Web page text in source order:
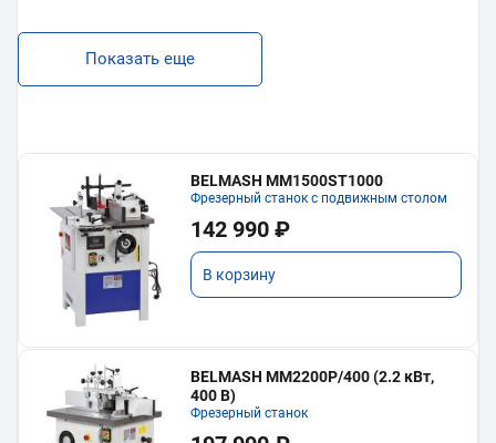
Показать еще
BELMASH MM1500ST1000
Фрезерный станок с подвижным столом
142 990 ₽
В корзину
BELMASH MM2200P/400 (2.2 кВт,
400 В)
Фрезерный станок